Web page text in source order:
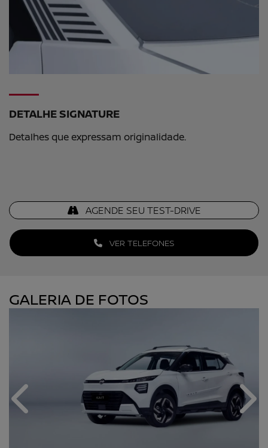
DETALHE SIGNATURE
Detalhes que expressam originalidade.
VER TELEFONES
AGENDE SEU TEST-DRIVE
GALERIA DE FOTOS
Anterior